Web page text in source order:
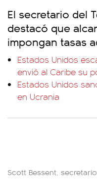
El secretario del
destacó que
impongan tasas
Estados Unidos
envió al Caribe su
Estados Unidos
en Ucrania
Scott Bessent,